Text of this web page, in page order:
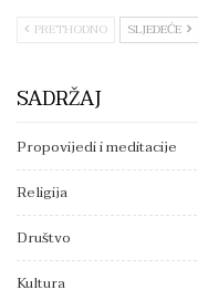
PRETHODNO SLJEDEĆE
SADRŽAJ
Propovijedi i meditacije
Religija
Društvo
Kultura